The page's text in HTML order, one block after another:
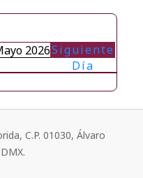
2026Siguiente
Día
C.P. 01030, Álvaro